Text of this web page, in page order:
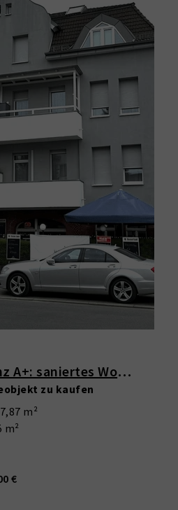
Energieeffizienz A+: saniertes Wohn- und Geschäftshaus in Marienfelde
zu kaufen
m²
m²
€